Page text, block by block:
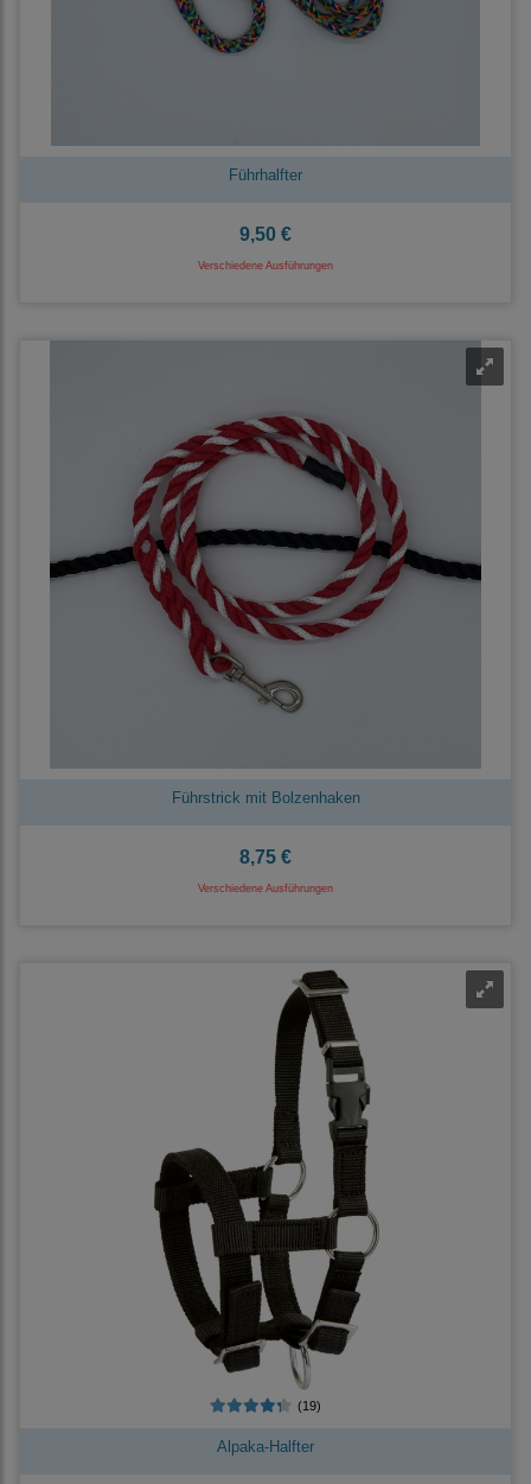
Führhalfter
9,50 €
Verschiedene Ausführungen
Führstrick mit Bolzenhaken
8,75 €
Verschiedene Ausführungen
(19)
Alpaka-Halfter